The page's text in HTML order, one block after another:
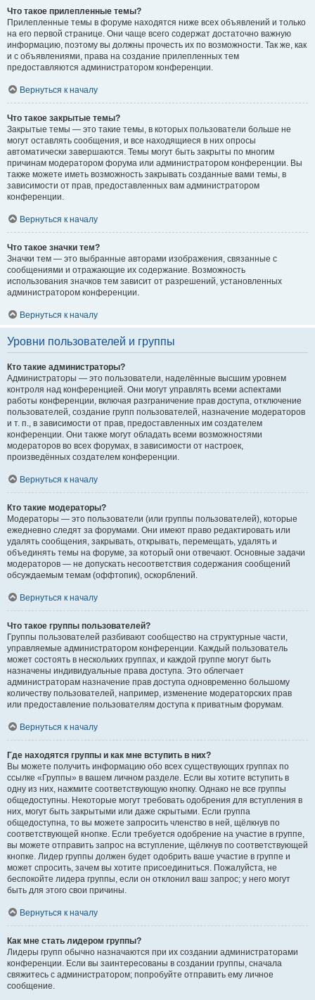
Что такое прилепленные темы?
Прилепленные темы в форуме находятся ниже всех объявлений и только
на его первой странице. Они чаще всего содержат достаточно важную
информацию, поэтому вы должны прочесть их по возможности. Так же, как
и с объявлениями, права на создание прилепленных тем
предоставляются администратором конференции.
Вернуться к началу
Что такое закрытые темы?
Закрытые темы — это такие темы, в которых пользователи больше не
могут оставлять сообщения, и все находящиеся в них опросы
автоматически завершаются. Темы могут быть закрыты по многим
причинам модератором форума или администратором конференции. Вы
также можете иметь возможность закрывать созданные вами темы, в
зависимости от прав, предоставленных вам администратором
конференции.
Вернуться к началу
Что такое значки тем?
Значки тем — это выбранные авторами изображения, связанные с
сообщениями и отражающие их содержание. Возможность
использования значков тем зависит от разрешений, установленных
администратором конференции.
Вернуться к началу
Уровни пользователей и группы
Кто такие администраторы?
Администраторы — это пользователи, наделённые высшим уровнем
контроля над конференцией. Они могут управлять всеми аспектами
работы конференции, включая разграничение прав доступа, отключение
пользователей, создание групп пользователей, назначение модераторов
и т. п., в зависимости от прав, предоставленных им создателем
конференции. Они также могут обладать всеми возможностями
модераторов во всех форумах, в зависимости от настроек,
произведённых создателем конференции.
Вернуться к началу
Кто такие модераторы?
Модераторы — это пользователи (или группы пользователей), которые
ежедневно следят за форумами. Они имеют право редактировать или
удалять сообщения, закрывать, открывать, перемещать, удалять и
объединять темы на форуме, за который они отвечают. Основные задачи
модераторов — не допускать несоответствия содержания сообщений
обсуждаемым темам (оффтопик), оскорблений.
Вернуться к началу
Что такое группы пользователей?
Группы пользователей разбивают сообщество на структурные части,
управляемые администратором конференции. Каждый пользователь
может состоять в нескольких группах, и каждой группе могут быть
назначены индивидуальные права доступа. Это облегчает
администраторам назначение прав доступа одновременно большому
количеству пользователей, например, изменение модераторских прав
или предоставление пользователям доступа к приватным форумам.
Вернуться к началу
Где находятся группы и как мне вступить в них?
Вы можете получить информацию обо всех существующих группах по
ссылке «Группы» в вашем личном разделе. Если вы хотите вступить в
одну из них, нажмите соответствующую кнопку. Однако не все группы
общедоступны. Некоторые могут требовать одобрения для вступления в
них, могут быть закрытыми или даже скрытыми. Если группа
общедоступна, то вы можете запросить членство в ней, щёлкнув по
соответствующей кнопке. Если требуется одобрение на участие в группе,
вы можете отправить запрос на вступление, щёлкнув по соответствующей
кнопке. Лидер группы должен будет одобрить ваше участие в группе и
может спросить, зачем вы хотите присоединиться. Пожалуйста, не
беспокойте лидера группы, если он отклонил ваш запрос; у него могут
быть для этого свои причины.
Вернуться к началу
Как мне стать лидером группы?
Лидеры групп обычно назначаются при их создании администраторами
конференции. Если вы заинтересованы в создании группы, сначала
свяжитесь с администратором; попробуйте отправить ему личное
сообщение.